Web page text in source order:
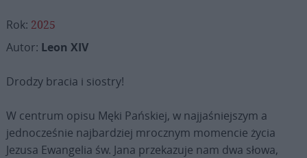
Rok: 2025
Autor: Leon XIV
Drodzy bracia i siostry!
W centrum opisu Męki Pańskiej, w najjaśniejszym a
jednocześnie najbardziej mrocznym momencie życia
Jezusa Ewangelia św. Jana przekazuje nam dwa słowa,